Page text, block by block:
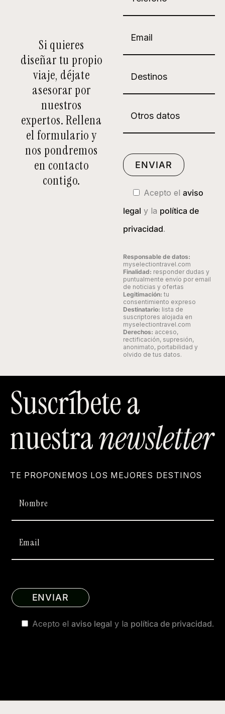
Si quieres
diseñar tu propio
viaje, déjate
asesorar por
nuestros
expertos. Rellena
el formulario y
nos pondremos
en contacto
contigo.
Acepto elaviso
legal y la política de
privacidad.
Responsable de datos:
myselectiontravel.com
Finalidad: responder dudas y
puntualmente envío por email
de noticias y ofertas
Legitimación: tu
consentimiento expreso
Destinatario: lista de
suscriptores alojada en
myselectiontravel.com
Derechos: acceso,
rectificación, supresión,
anonimato, portabilidad y
olvido de tus datos.
Suscríbete a
nuestranewsletter
TE PROPONEMOS LOS MEJORES DESTINOS
Acepto el aviso legal y la política de privacidad.